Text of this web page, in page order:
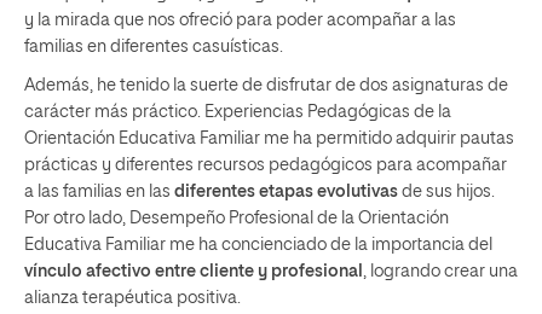
y la mirada que nos ofreció para poder acompañar a las
familias en diferentes casuísticas.
Además, he tenido la suerte de disfrutar de dos asignaturas de
carácter más práctico. Experiencias Pedagógicas de la
Orientación Educativa Familiar me ha permitido adquirir pautas
prácticas y diferentes recursos pedagógicos para acompañar
a las familias en las diferentes etapas evolutivas de sus hijos.
Por otro lado, Desempeño Profesional de la Orientación
Educativa Familiar me ha concienciado de la importancia del
vínculo afectivo entre cliente y profesional , logrando crear una
alianza terapéutica positiva.